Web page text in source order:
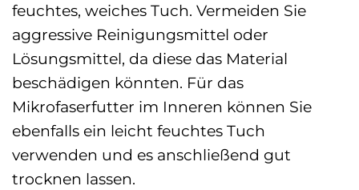
feuchtes, weiches Tuch. Vermeiden Sie
aggressive Reinigungsmittel oder
Lösungsmittel, da diese das Material
beschädigen könnten. Für das
Mikrofaserfutter im Inneren können Sie
ebenfalls ein leicht feuchtes Tuch
verwenden und es anschließend gut
trocknen lassen.